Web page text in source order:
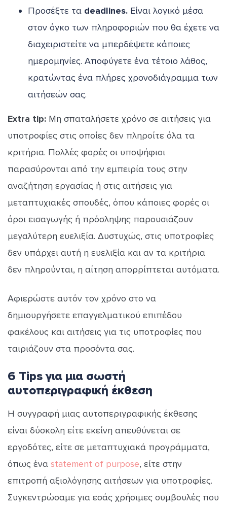
Προσέξτε τα deadlines. Είναι λογικό μέσα
στον όγκο των πληροφοριών που θα έχετε να
διαχειριστείτε να μπερδέψετε κάποιες
ημερομηνίες. Αποφύγετε ένα τέτοιο λάθος,
κρατώντας ένα πλήρες χρονοδιάγραμμα των
αιτήσεών σας.
Extra tip: Μη σπαταλήσετε χρόνο σε αιτήσεις για
υποτροφίες στις οποίες δεν πληροίτε όλα τα
κριτήρια. Πολλές φορές οι υποψήφιοι
παρασύρονται από την εμπειρία τους στην
αναζήτηση εργασίας ή στις αιτήσεις για
μεταπτυχιακές σπουδές, όπου κάποιες φορές οι
όροι εισαγωγής ή πρόσληψης παρουσιάζουν
μεγαλύτερη ευελιξία. Δυστυχώς, στις υποτροφίες
δεν υπάρχει αυτή η ευελιξία και αν τα κριτήρια
δεν πληρούνται, η αίτηση απορρίπτεται αυτόματα.
Αφιερώστε αυτόν τον χρόνο στο να
δημιουργήσετε επαγγελματικού επιπέδου
φακέλους και αιτήσεις για τις υποτροφίες που
ταιριάζουν στα προσόντα σας.
6 Tips για μια σωστή
αυτοπεριγραφική έκθεση
Η συγγραφή μιας αυτοπεριγραφικής έκθεσης
είναι δύσκολη είτε εκείνη απευθύνεται σε
εργοδότες, είτε σε μεταπτυχιακά προγράμματα,
όπως ένα statement of purpose, είτε στην
επιτροπή αξιολόγησης αιτήσεων για υποτροφίες.
Συγκεντρώσαμε για εσάς χρήσιμες συμβουλές που